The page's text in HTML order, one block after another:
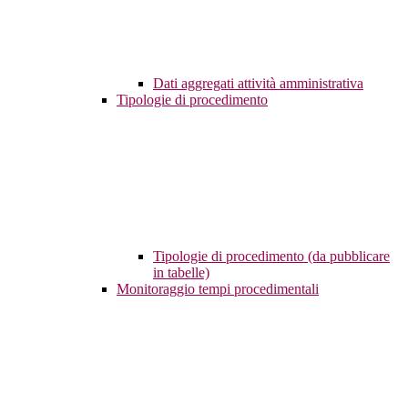
Dati aggregati attività amministrativa
Tipologie di procedimento
Tipologie di procedimento (da pubblicare
in tabelle)
Monitoraggio tempi procedimentali